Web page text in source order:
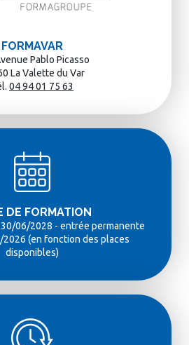
FORMAVAR
Pablo Picasso
La Valette du Var
04 94 01 75 63
DE FORMATION
06/2028 - entrée permanente
(en fonction des places
disponibles)